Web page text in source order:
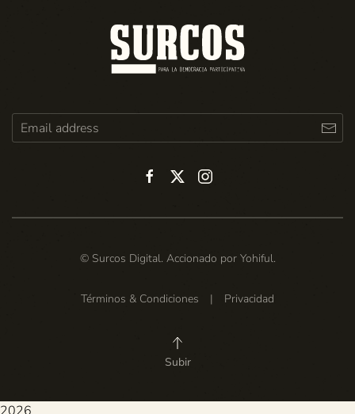
© Surcos Digital. Accionado por Yohiful.
Términos & Condiciones | Privacidad
Subir